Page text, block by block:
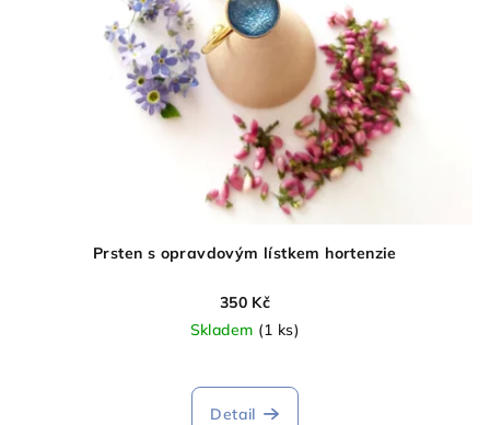
Prsten s opravdovým lístkem hortenzie
350 Kč
Skladem (1 ks)
Detail